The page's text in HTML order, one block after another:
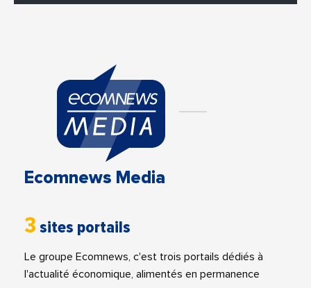
Ecomnews Media
3 sites portails
Le groupe Ecomnews, c'est trois portails dédiés à
l'actualité économique, alimentés en permanence